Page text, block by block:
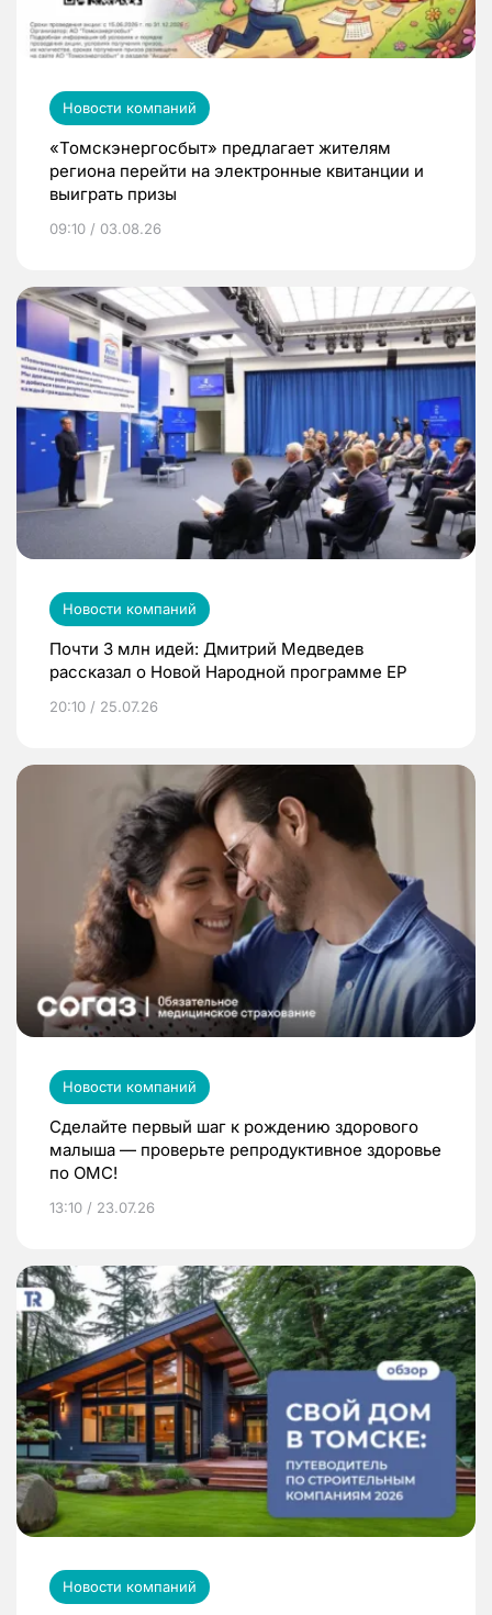
Новости компаний
«Томскэнергосбыт» предлагает жителям
региона перейти на электронные квитанции и
выиграть призы
09:10 / 03.08.26
Новости компаний
Почти 3 млн идей: Дмитрий Медведев
рассказал о Новой Народной программе ЕР
20:10 / 25.07.26
Новости компаний
Сделайте первый шаг к рождению здорового
малыша — проверьте репродуктивное здоровье
по ОМС!
13:10 / 23.07.26
Новости компаний